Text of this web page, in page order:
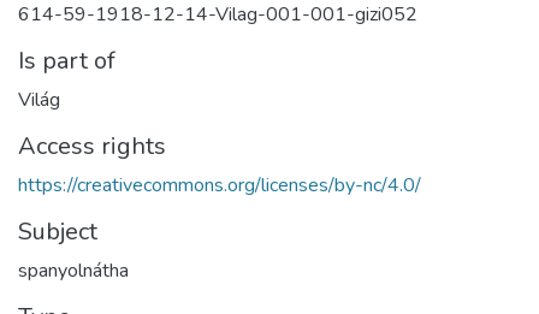
614-59-1918-12-14-Vilag-001-001-gizi052
Is part of
Világ
Access rights
https://creativecommons.org/licenses/by-nc/4.0/
Subject
spanyolnátha